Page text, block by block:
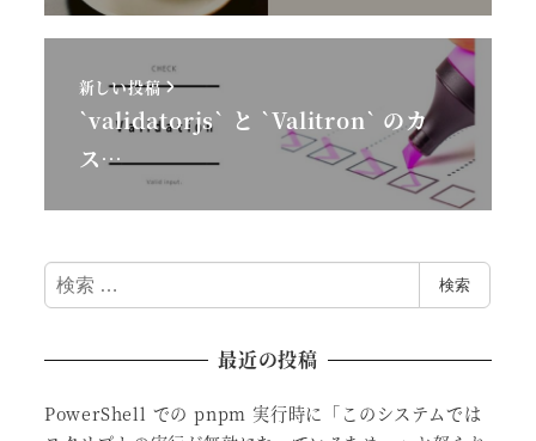
新しい投稿
`validatorjs` と `Valitron` のカ
ス…
検
索
検索
最近の投稿
PowerShell での pnpm 実行時に「このシステムでは